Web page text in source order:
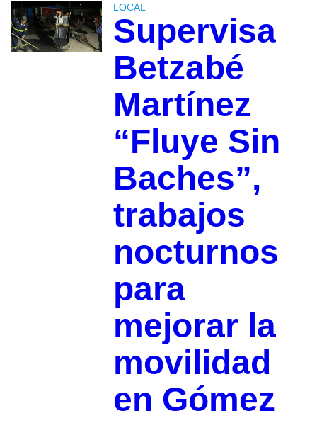
LOCAL
Supervisa
Betzabé
Martínez
“Fluye Sin
Baches”,
trabajos
nocturnos
para
mejorar la
movilidad
en Gómez